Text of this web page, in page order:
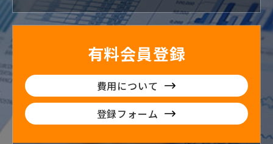
有料会員登録
費用について
登録フォーム